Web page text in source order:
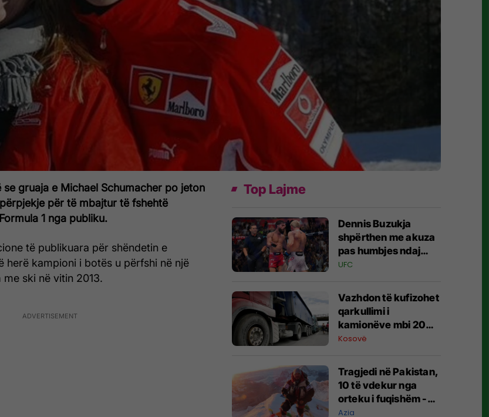
se gruaja e Michael Schumacher po jeton
për të mbajtur të fshehtë
1 nga publiku.
të publikuara për shëndetin e
herë kampioni i botës u përfshi në një
ski në vitin 2013.
Top Lajme
Dennis Buzukja
shpërthen me akuza
pas humbjes ndaj
Bogdan Grad
UFC
Vazhdon të kufizohet
qarkullimi i
kamionëve mbi 20
tonë në autoudhë
Kosovë
​Tragjedi në Pakistan,
10 të vdekur nga
orteku i fuqishëm -
ndër ta edhe alpinisti i
Azia